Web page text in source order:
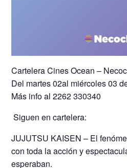
Cartelera Cines Ocean –
Del martes 02al miércoles 03
Más info al 2262 330340
️ Siguen en cartelera:
JUJUTSU KAISEN – El
con toda la acción y
esperaban.